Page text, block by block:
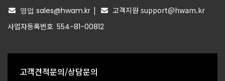
영업 sales@hwam.kr |
고객지원 support@hwam.kr
사업자등록번호 554-81-00812
고객견적문의/상담문의